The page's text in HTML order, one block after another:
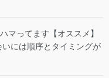
マってます【オススメ】
には順序とタイミングが